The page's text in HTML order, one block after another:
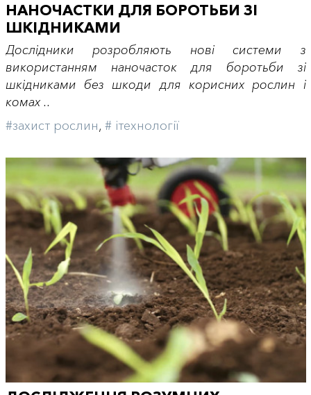
НАНОЧАСТКИ ДЛЯ БОРОТЬБИ ЗІ
ШКІДНИКАМИ
Дослідники розробляють нові системи з
використанням наночасток для боротьби зі
шкідниками без шкоди для корисних рослин і
комах ..
#захист рослин, # iтехнології